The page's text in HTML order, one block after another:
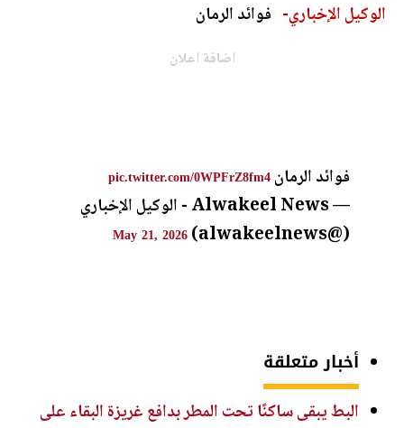
الوكيل الإخباري- فوائد الرمان
اضافة اعلان
فوائد الرمانpic.twitter.com/0WPFrZ8fm4
— Alwakeel News - الوكيل الإخباري
(@alwakeelnews)
May 21, 2026
أخبار متعلقة
البط يبقى ساكنًا تحت المطر بدافع غريزة البقاء على